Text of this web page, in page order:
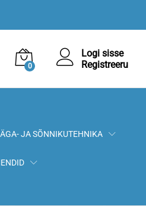
0
Logi sisse
Registreeru
JA SÕNNIKUTEHNIKA